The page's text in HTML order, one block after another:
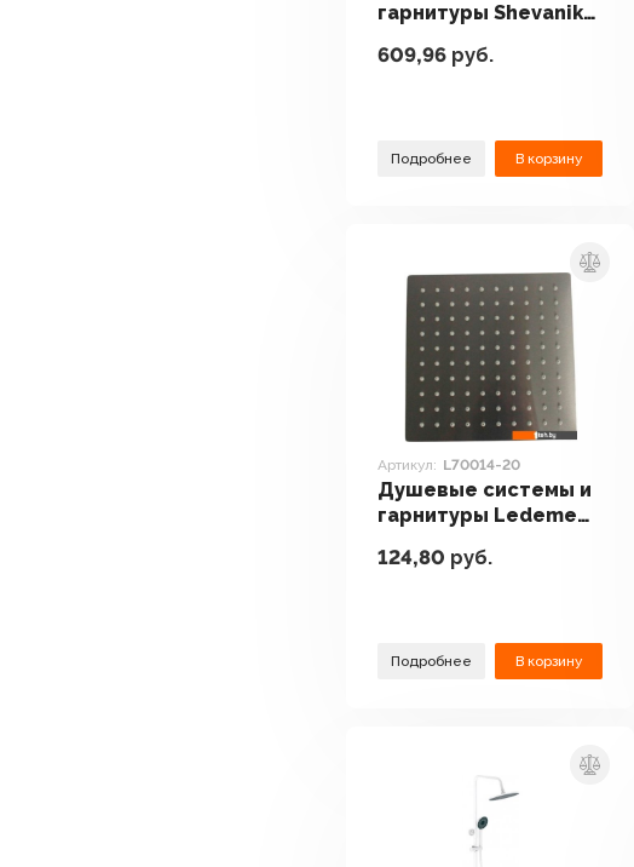
гарнитуры Shevanik
609,96 руб.
Подробнее В корзину
Артикул: L70014-20
Душевые системы и
гарнитуры Ledeme
124,80 руб.
Подробнее В корзину